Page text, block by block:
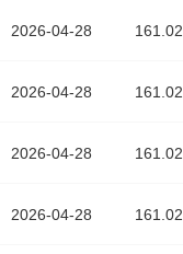
2026-04-28
2026-04-28
2026-04-28
2026-04-28
161.02
161.02
161.02
161.02